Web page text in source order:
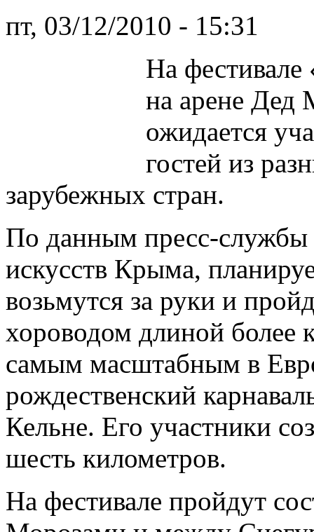
пт, 03/12/2010 - 15:31
На
на арене Дед
ожидается
гостей из
зарубежных стран.
По данным пресс-службы
искусств Крыма,
возьмутся за руки и
хороводом длиной более
самым масштабным в
рождественский
Кельне. Его участники
шесть километров.
На фестивале пройдут